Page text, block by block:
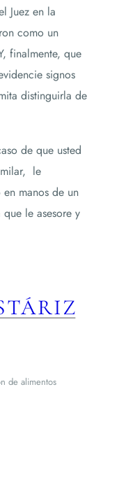
Juez en la
como un
finalmente, que
signos
distinguirla de
de que usted
le
manos de un
le asesore y
de alimentos